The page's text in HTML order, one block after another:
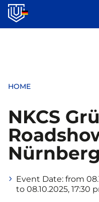
Skip
main
HOME
NKCS
Nürnberg
Event Date: from
to 08.10.2025, 17:30